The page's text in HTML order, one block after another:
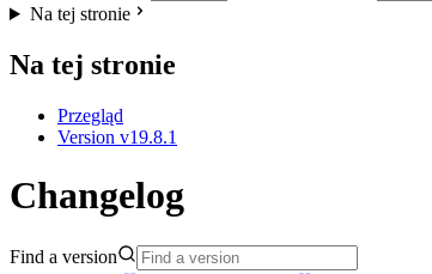
Na tej stronie
Na tej stronie
Przegląd
Version v19.8.1
Changelog
Find a version